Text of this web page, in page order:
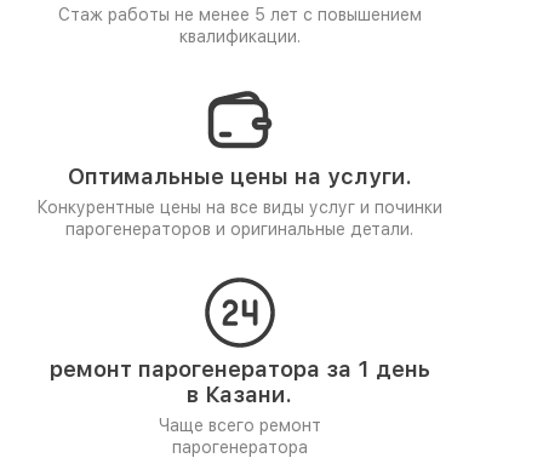
Стаж работы не менее 5 лет с повышением
квалификации.
Оптимальные цены на услуги.
Конкурентные цены на все виды услуг и починки
парогенераторов и оригинальные детали.
ремонт парогенератора за 1 день
в Казани.
Чаще всего ремонт
парогенератора